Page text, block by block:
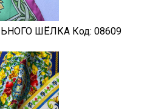
ШЁЛКА Код: 08609